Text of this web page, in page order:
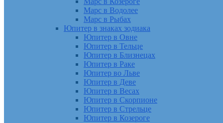
Марс в Водолее
Марс в Рыбах
Юпитер в знаках зодиака
Юпитер в Овне
Юпитер в Тельце
Юпитер в Близнецах
Юпитер в Раке
Юпитер во Льве
Юпитер в Деве
Юпитер в Весах
Юпитер в Скорпионе
Юпитер в Стрельце
Юпитер в Козероге